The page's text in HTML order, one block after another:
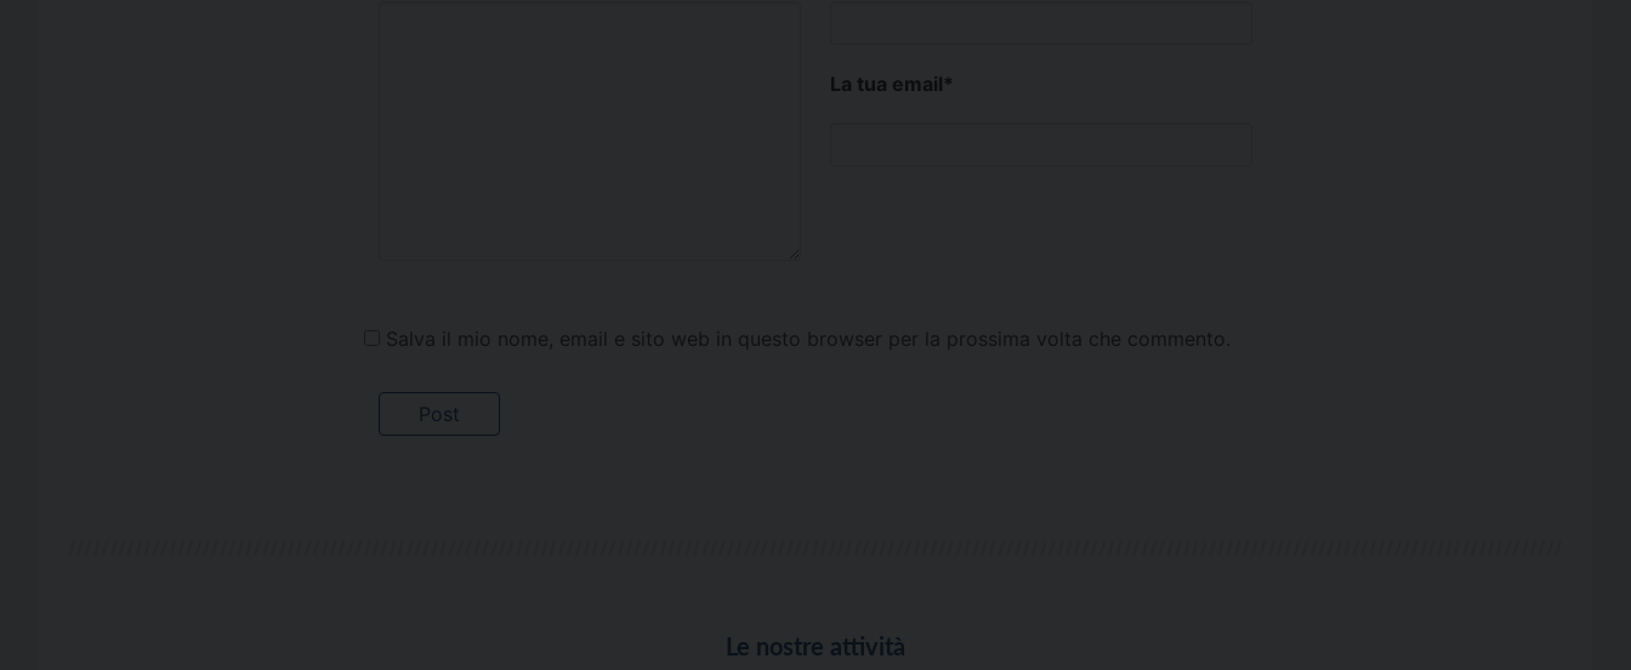
La tua email*
Salva il mio nome, email e sito web in questo browser per la prossima volta che commento.
Le nostre attività